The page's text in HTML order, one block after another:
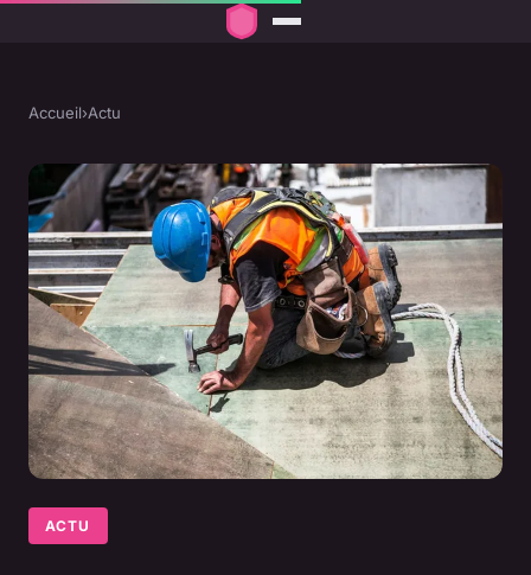
Accueil›Actu
ACTU